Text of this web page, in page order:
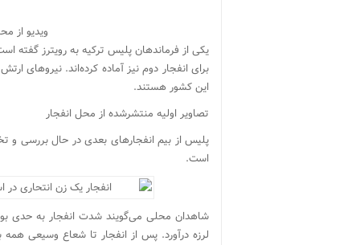
ویدیو از
یکی از فرماندهان پلیس ترکیه به رویترز گفته
برای انفجار دوم نیز آماده کرده‌اند.
این کشور هستند.
تصاویر اولیه منتشرشده از محل انفجار
پلیس از بیم انفجارهای بعدی در حال بررسی و
است.
شاهدان محلی می‌گویند شدت انفجار به حدی
لرزه درآورد. پس از انفجار تا شعاع وسیعی